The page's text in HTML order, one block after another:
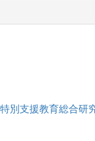
別支援教育総合研